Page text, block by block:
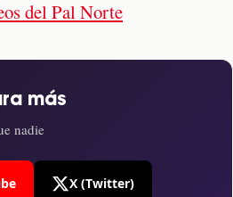
del Pal Norte
más
nadie
X (Twitter)